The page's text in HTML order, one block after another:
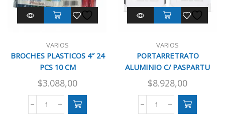
VARIOS
BROCHES PLASTICOS 4″ 24
PCS 10 CM
$3.088,00
BROCHES
VARIOS
PORTARRETRATO
ALUMINIO C/ PASPARTU
20X30 ( ALM2030
$8.928,00
PORTARRETRATO